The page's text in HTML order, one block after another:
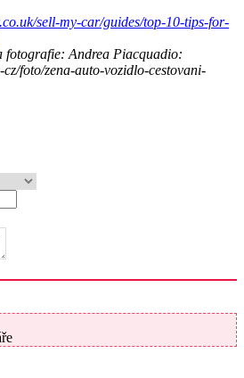
sell-my-car/guides/top-10-tips-for-
fotografie: Andrea Piacquadio:
foto/zena-auto-vozidlo-cestovani-